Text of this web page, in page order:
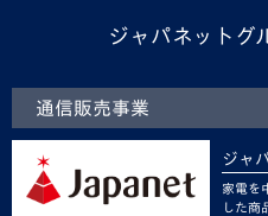
ジャパネットグ
通信販売事業
ジャ
家電を
した商